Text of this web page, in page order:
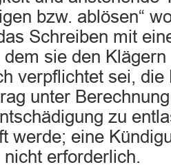
bzw. ablösen“
Schreiben mit
dem sie den
verpflichtet sei,
unter
zu
werde; eine
nicht erforderlich.